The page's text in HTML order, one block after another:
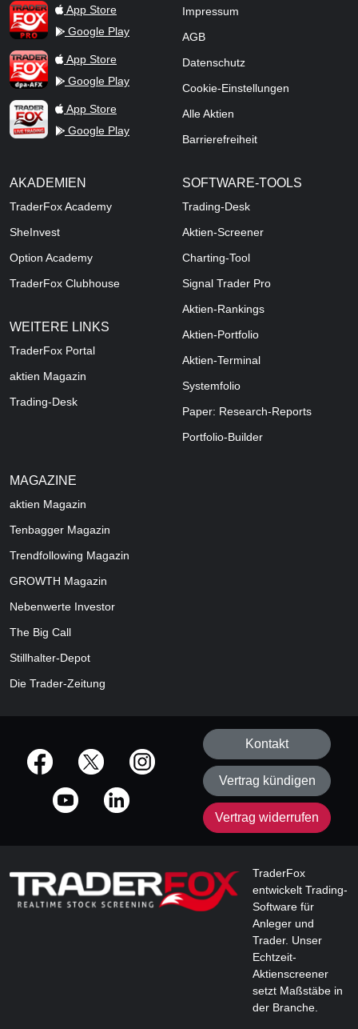
TraderFox ProApp Store
Google Play
TraderFox dpa-AFX ProFeed
App Store
Google Play
TraderFox Live Trading
App Store
Google Play
Impressum
AGB
Datenschutz
Cookie-Einstellungen
Alle Aktien
Barrierefreiheit
AKADEMIEN
TraderFox Academy
SheInvest
Option Academy
TraderFox Clubhouse
WEITERE LINKS
TraderFox Portal
aktien Magazin
Trading-Desk
SOFTWARE-TOOLS
Trading-Desk
Aktien-Screener
Charting-Tool
Signal Trader Pro
Aktien-Rankings
Aktien-Portfolio
Aktien-Terminal
Systemfolio
Paper: Research-Reports
Portfolio-Builder
MAGAZINE
aktien Magazin
Tenbagger Magazin
Trendfollowing Magazin
GROWTH Magazin
Nebenwerte Investor
The Big Call
Stillhalter-Depot
Die Trader-Zeitung
offizielle Social Media-Accounts
Kontakt
Vertrag kündigen
Vertrag widerrufen
TraderFox
entwickelt Trading-
Software für
Anleger und
Trader. Unser
Echtzeit-
Aktienscreener
setzt Maßstäbe in
der Branche.